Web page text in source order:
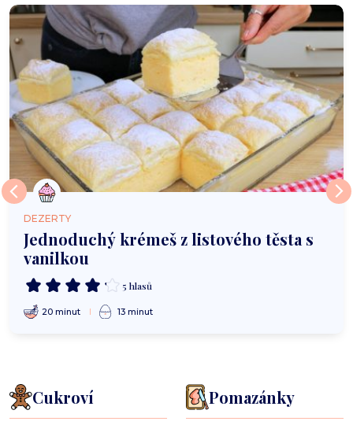
DEZERTY
Jednoduchý krémeš z listového těsta s
vanilkou
5 hlasů
20 minut 13 minut
Cukroví Pomazánky